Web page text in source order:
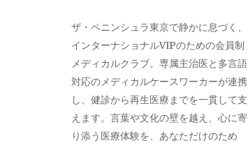
ザ・ペニンシュラ東京で静かに息づく、
インターナショナルVIPのための会員制
メディカルクラブ。専属主治医と多言語
対応のメディカルケースワーカーが連携
し、健診から再生医療までを一貫して支
えます。言葉や文化の壁を越え、心に寄
り添う医療体験を、あなただけのため